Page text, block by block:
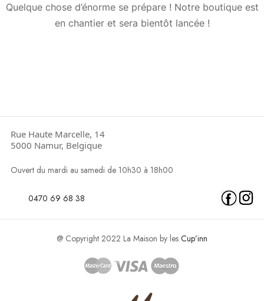
Quelque chose d’énorme se prépare ! Notre boutique est
en chantier et sera bientôt lancée !
Rue Haute Marcelle, 14
5000 Namur, Belgique
Ouvert du mardi au samedi de 10h30 à 18h00
0470 69 68 38
@ Copyright 2022 La Maison by les Cup’inn